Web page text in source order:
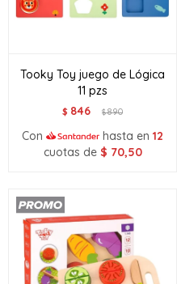
Tooky Toy juego de Lógica
11 pzs
$ 846 $890
Con hasta en 12
cuotas de $ 70,50